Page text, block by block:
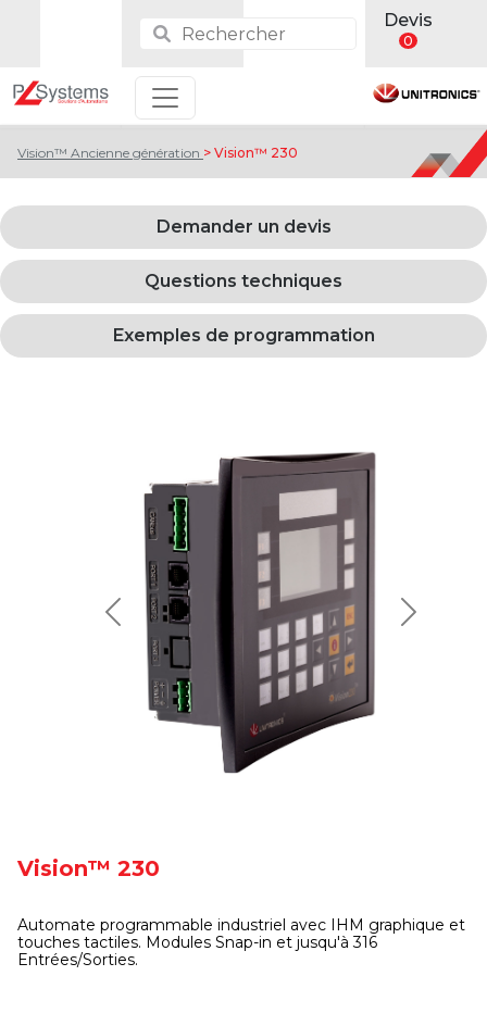
Devis
0
Vision™ Ancienne génération > Vision™ 230
Demander un devis
Questions techniques
Exemples de programmation
Previous Next
Vision™ 230
Automate programmable industriel avec IHM graphique et
touches tactiles. Modules Snap-in et jusqu'à 316
Entrées/Sorties.